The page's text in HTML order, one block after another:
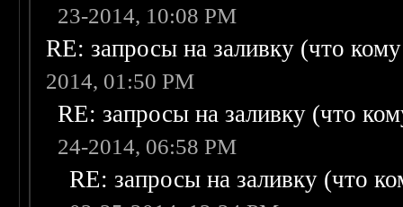
23-2014, 10:08 PM
RE: запросы на заливку (что
2014, 01:50 PM
RE: запросы на заливку (что
24-2014, 06:58 PM
RE: запросы на заливку (что